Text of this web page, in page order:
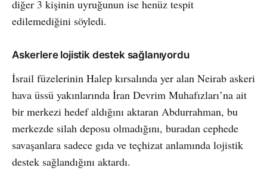
diğer 3 kişinin uyruğunun ise henüz tespit
edilemediğini söyledi.
Askerlere lojistik destek sağlanıyordu
İsrail füzelerinin Halep kırsalında yer alan Neirab askeri
hava üssü yakınlarında İran Devrim Muhafızları’na ait
bir merkezi hedef aldığını aktaran Abdurrahman, bu
merkezde silah deposu olmadığını, buradan cephede
savaşanlara sadece gıda ve teçhizat anlamında lojistik
destek sağlandığını aktardı.